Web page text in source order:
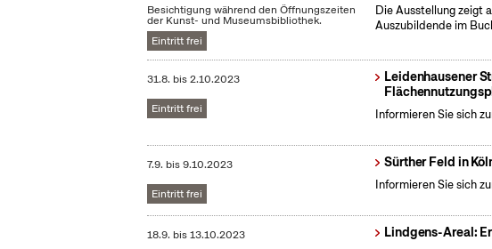
Besichtigung während den Öffnungszeiten
der Kunst- und Museumsbibliothek.
Eintritt frei
Die Ausstellung zeigt
Auszubildende im
31.8. bis2.10.2023
Eintritt frei
Leidenhausener
Informieren Sie sich
7.9. bis9.10.2023
Eintritt frei
Sürther Feld in
Informieren Sie sich
18.9. bis13.10.2023
Lindgens-Areal: